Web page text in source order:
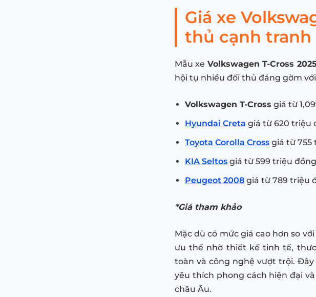
Giá xe
thủ cạnh tranh
Mẫu xe Volkswagen T-Cross 2025
hội tụ nhiều đối thủ đáng gờm
Volkswagen T-Cross giá từ
Hyundai Creta giá từ 620 triệu
Toyota Corolla Cross giá từ 755
KIA Seltos giá từ 599 triệu đồng
Peugeot 2008 giá từ 789 triệu
*Giá tham khảo
Mặc dù có mức giá cao hơn so
ưu thế nhờ thiết kế tinh tế,
toàn và công nghệ vượt trội.
yêu thích phong cách hiện đại
châu Âu.